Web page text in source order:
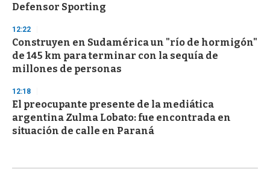
Defensor Sporting
12:22
Construyen en Sudamérica un "río de hormigón"
de 145 km para terminar con la sequía de
millones de personas
12:18
El preocupante presente de la mediática
argentina Zulma Lobato: fue encontrada en
situación de calle en Paraná